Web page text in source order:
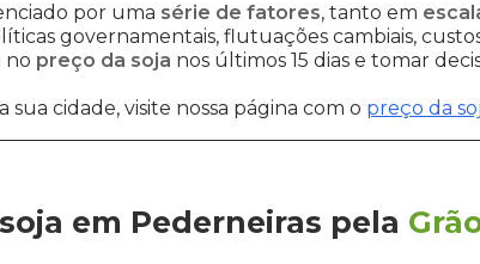
por uma série de fatores, tanto em
governamentais, flutuações cambiais,
no preço da soja nos últimos 15 dias e tomar
sua cidade, visite nossa página com o preço da
em Pederneiras pela